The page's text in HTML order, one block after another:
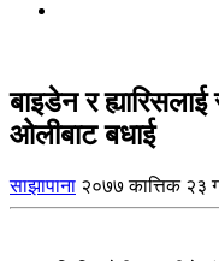
बाइडेन र ह्यारिसलाई
ओलीबाट बधाई
साझापाना २०७७ कात्तिक २३